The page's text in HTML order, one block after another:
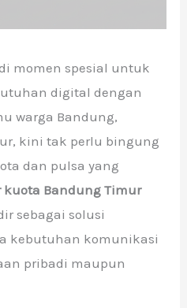
momen spesial untuk
digital dengan
warga Bandung,
kini tak perlu bingung
dan pulsa yang
kuota Bandung Timur
sebagai solusi
kebutuhan komunikasi
pribadi maupun